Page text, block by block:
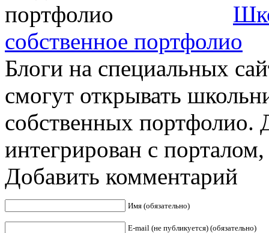
собственное портфолио
Блоги на специальных
смогут открывать
собственных портфолио.
интегрирован с
Добавить комментарий
Имя (обязательно)
E-mail (не публикуется) (обязательно)